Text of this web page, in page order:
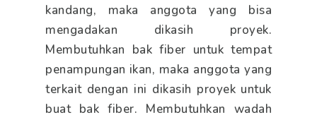
kandang, maka anggota yang bisa
mengadakan dikasih proyek.
Membutuhkan bak fiber untuk tempat
penampungan ikan, maka anggota yang
terkait dengan ini dikasih proyek untuk
buat bak fiber. Membutuhkan wadah